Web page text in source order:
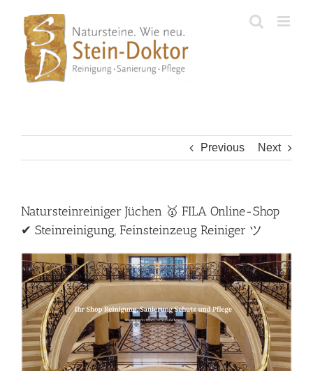
content
Previous Next
Natursteinreiniger Jüchen 🥇 FILA Online-Shop
✔ Steinreinigung, Feinsteinzeug Reiniger ツ